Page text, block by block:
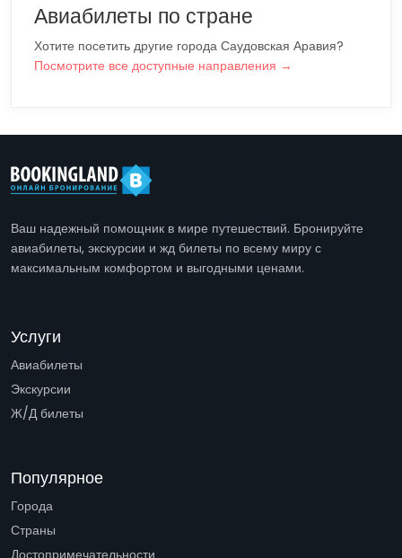
Авиабилеты по стране
Хотите посетить другие города Саудовская Аравия?
Посмотрите все доступные направления →
Ваш надежный помощник в мире путешествий. Бронируйте
авиабилеты, экскурсии и жд билеты по всему миру с
максимальным комфортом и выгодными ценами.
Услуги
Авиабилеты
Экскурсии
Ж/Д билеты
Популярное
Города
Страны
Достопримечательности